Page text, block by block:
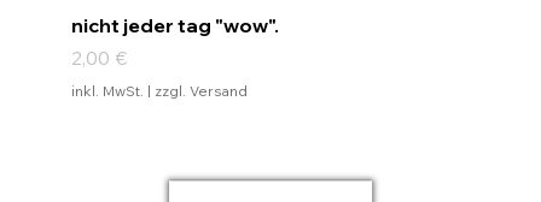
nicht jeder tag "wow".
Preis
2,00 €
inkl. MwSt. | zzgl. Versand